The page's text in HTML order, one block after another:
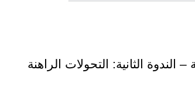
الثانية: التحولات الراهنة